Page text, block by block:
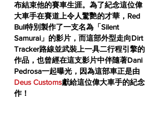
布結束他的賽車生涯。為了紀念這位偉
大車手在賽道上令人驚艷的才華，Red
Bull特別製作了一支名為「Silent
Samurai」的影片，而這部外型走向Dirt
Tracker路線並武裝上一具二行程引擎的
作品，也曾經在這支影片中伴隨著Dani
Pedrosa一起曝光，因為這部車正是由
Deus Customs獻給這位偉大車手的紀念
作！